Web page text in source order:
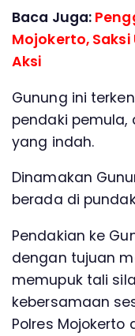
Baca Juga:
Mojokerto, Saksi
Aksi
Gunung ini
pendaki
yang indah.
Dinamakan
berada di
Pendakian ke
dengan tujuan
memupuk tali
kebersamaan
Polres